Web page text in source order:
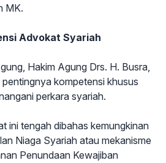
MK.
Advokat Syariah
Hakim Agung Drs. H. Busra,
kompetensi khusus
perkara syariah.
ini tengah dibahas kemungkinan
Niaga Syariah atau mekanisme
Penundaan Kewajiban